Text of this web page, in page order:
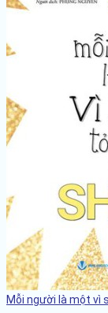
Mỗi người là một vì